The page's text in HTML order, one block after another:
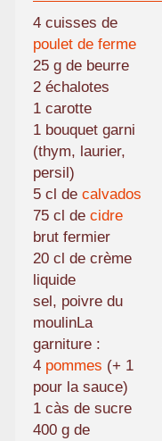
4 cuisses de
poulet de ferme
25 g de beurre
2 échalotes
1 carotte
1 bouquet garni
(thym, laurier,
persil)
5 cl de calvados
75 cl de cidre
brut fermier
20 cl de crème
liquide
sel, poivre du
moulinLa
garniture :
4 pommes (+ 1
pour la sauce)
1 càs de sucre
400 g de